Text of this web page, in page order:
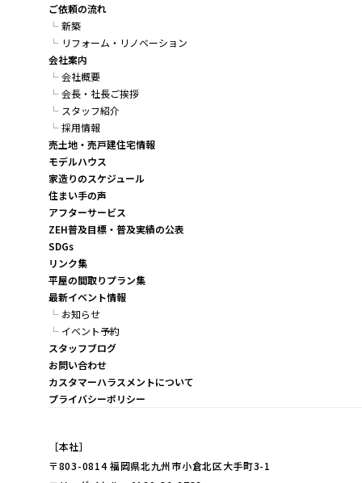
ご依頼の流れ
新築
リフォーム・リノベーション
会社案内
会社概要
会長・社長ご挨拶
スタッフ紹介
採用情報
売土地・売戸建住宅情報
モデルハウス
家造りのスケジュール
住まい手の声
アフターサービス
ZEH普及目標・普及実績の公表
SDGs
リンク集
平屋の間取りプラン集
最新イベント情報
お知らせ
イベント予約
スタッフブログ
お問い合わせ
カスタマーハラスメントについて
プライバシーポリシー
［本社］
〒803-0814 福岡県北九州市小倉北区大手町3-1